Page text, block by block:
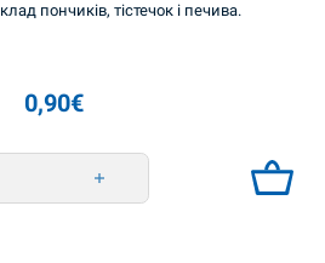
пончиків, тістечок і печива.
0,90€
мікс 25г Nasoloda quantity